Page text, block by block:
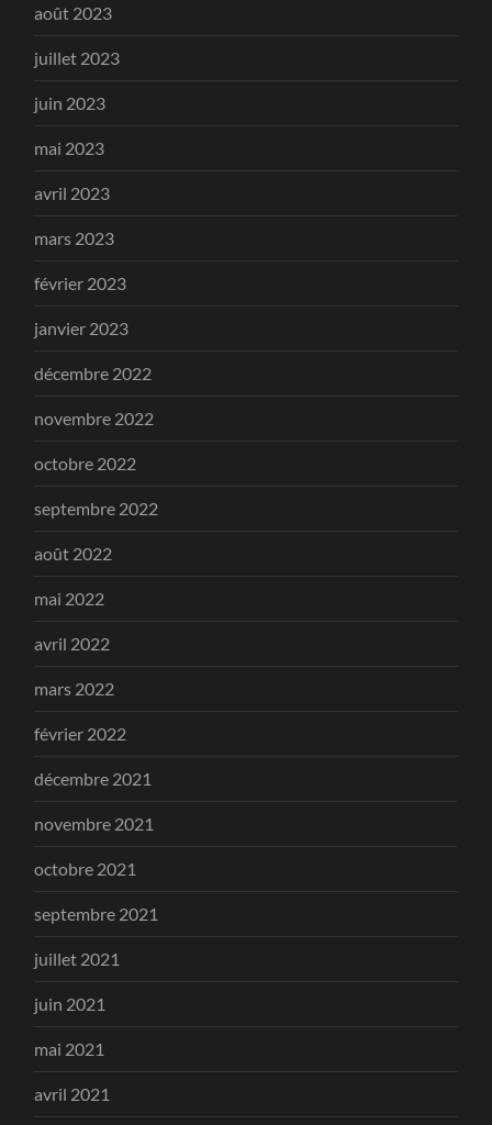
août 2023
juillet 2023
juin 2023
mai 2023
avril 2023
mars 2023
février 2023
janvier 2023
décembre 2022
novembre 2022
octobre 2022
septembre 2022
août 2022
mai 2022
avril 2022
mars 2022
février 2022
décembre 2021
novembre 2021
octobre 2021
septembre 2021
juillet 2021
juin 2021
mai 2021
avril 2021